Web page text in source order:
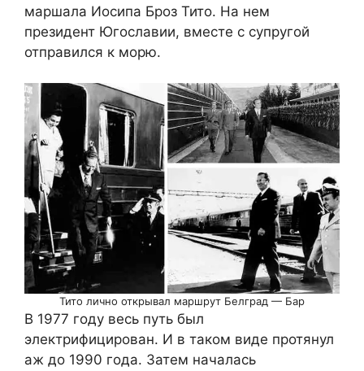
маршала Иосипа Броз Тито. На нем
президент Югославии, вместе с супругой
отправился к морю.
Тито лично открывал маршрут Белград — Бар
В 1977 году весь путь был
электрифицирован. И в таком виде протянул
аж до 1990 года. Затем началась